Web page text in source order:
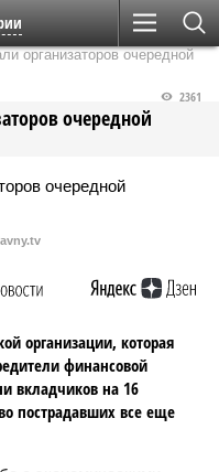
организаторов очередной
очередной
2361
организации, которая
финансовой
вкладчиков на 16
пострадавших все еще